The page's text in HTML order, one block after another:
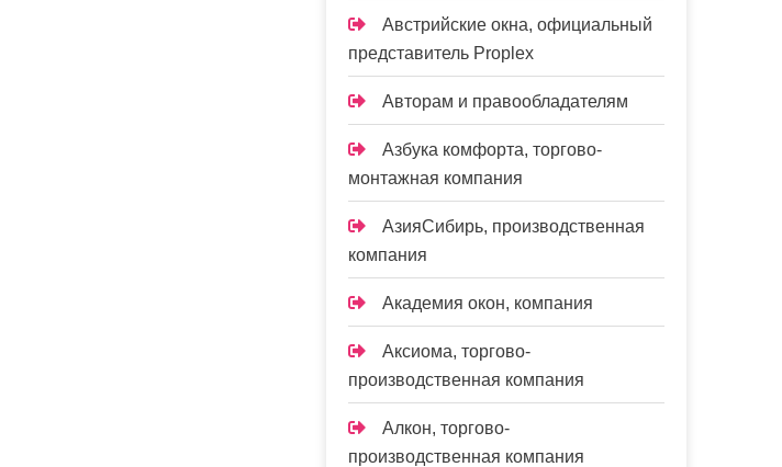
Австрийские окна, официальный
представитель Proplex
Авторам и правообладателям
Азбука комфорта, торгово-
монтажная компания
АзияСибирь, производственная
компания
Академия окон, компания
Аксиома, торгово-
производственная компания
Алкон, торгово-
производственная компания